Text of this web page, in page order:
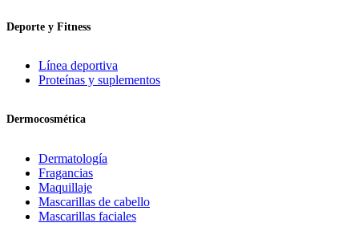
Deporte y Fitness
Línea deportiva
Proteínas y suplementos
Dermocosmética
Dermatología
Fragancias
Maquillaje
Mascarillas de cabello
Mascarillas faciales